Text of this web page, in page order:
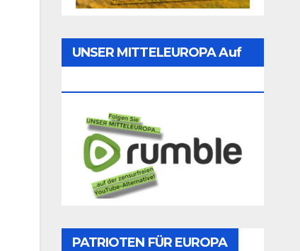
UNSER MITTELEUROPA Auf
PATRIOTEN FÜR EUROPA